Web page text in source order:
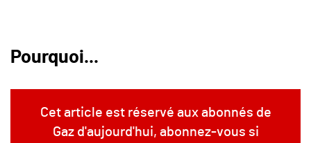
Pourquoi...
Cet article est réservé aux abonnés de
Gaz d'aujourd'hui, abonnez-vous si